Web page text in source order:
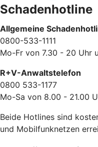
Schadenhotline
Allgemeine
0800-533-1111
Mo-Fr von 7.30 - 20 Uhr
R+V-Anwaltstelefon
0800 533-1177
Mo-Sa von 8.00 - 21.00
Beide Hotlines sind
und Mobilfunknetzen